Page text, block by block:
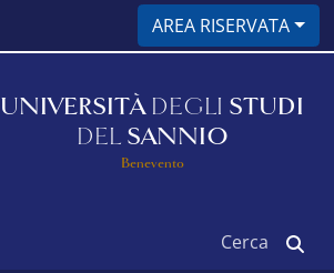
AREA RISERVATA
UNIVERSITÀ DEGLI STUDI
DEL SANNIO
Benevento